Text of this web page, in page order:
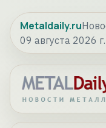
Metaldaily.ru
09 августа 2026 г.